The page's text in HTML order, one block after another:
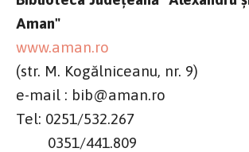
Aman"
www.aman.ro
(str. M. Kogălniceanu, nr. 9)
e-mail : bib@aman.ro
Tel: 0251/532.267
0351/441.809